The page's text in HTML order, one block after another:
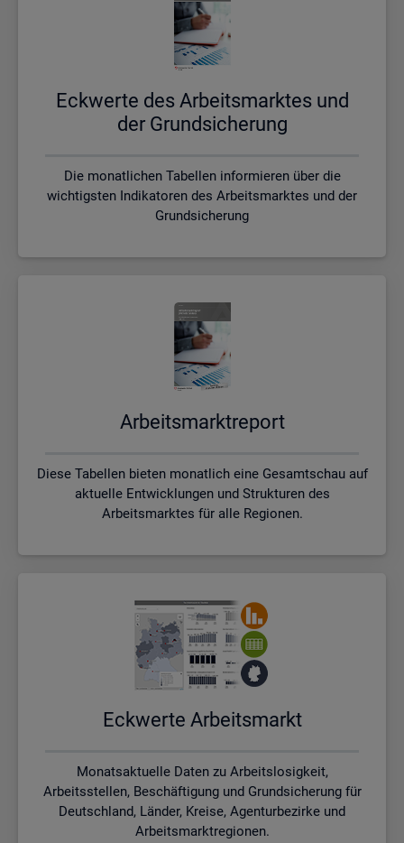
Eck­wer­te des Ar­beits­mark­tes und
der Grund­si­che­rung
Die monatlichen Tabellen informieren über die
wichtigsten Indikatoren des Arbeitsmarktes und der
Grundsicherung
Ar­beits­markt­re­port
Diese Tabellen bieten monatlich eine Gesamtschau auf
aktuelle Entwicklungen und Strukturen des
Arbeitsmarktes für alle Regionen.
Eck­wer­te Ar­beits­markt
Monatsaktuelle Daten zu Arbeitslosigkeit,
Arbeitsstellen, Beschäftigung und Grundsicherung für
Deutschland, Länder, Kreise, Agenturbezirke und
Arbeitsmarktregionen.